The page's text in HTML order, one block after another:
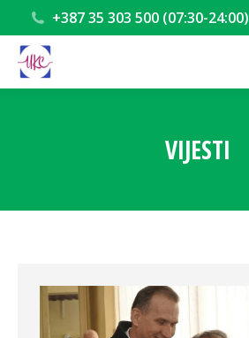
+387 35 303 500 (07:30-24:00)
VIJESTI